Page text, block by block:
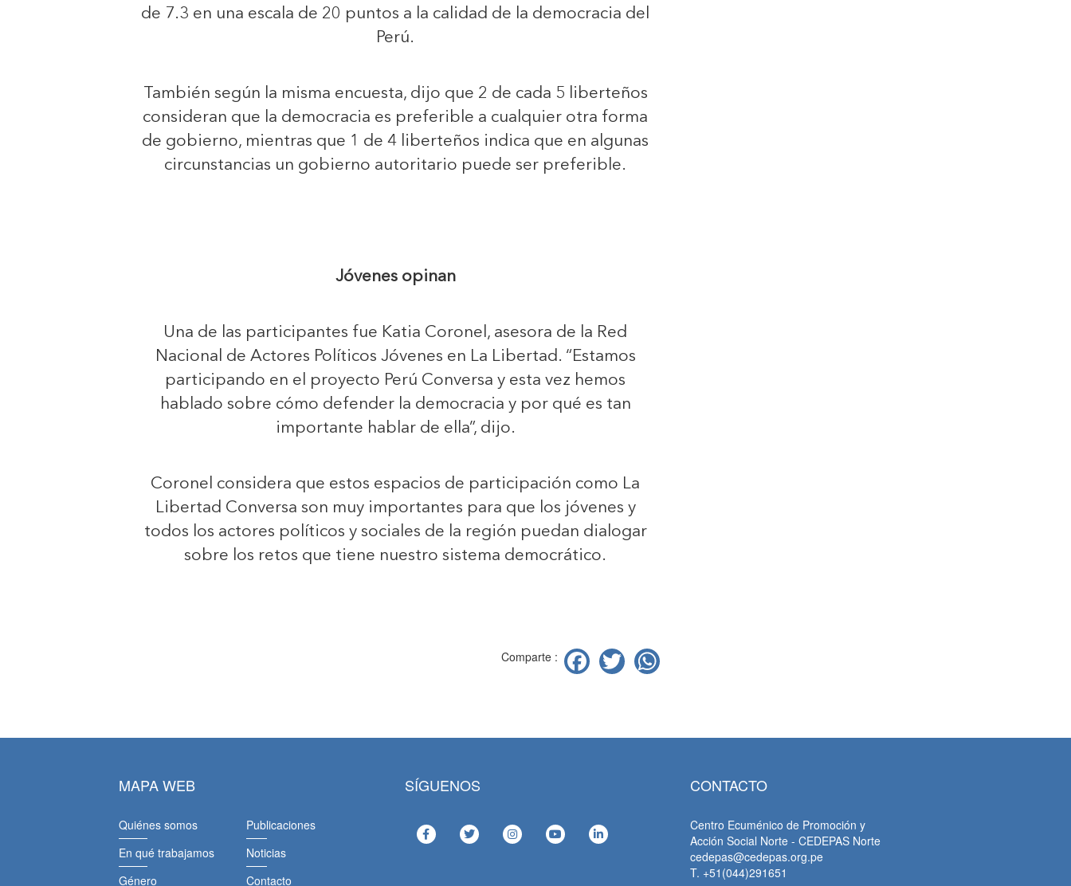
de 7.3 en una escala de 20 puntos a la calidad de la democracia del
Perú.
También según la misma encuesta, dijo que 2 de cada 5 liberteños
consideran que la democracia es preferible a cualquier otra forma
de gobierno, mientras que 1 de 4 liberteños indica que en algunas
circunstancias un gobierno autoritario puede ser preferible.
Jóvenes opinan
Una de las participantes fue Katia Coronel, asesora de la Red
Nacional de Actores Políticos Jóvenes en La Libertad. “Estamos
participando en el proyecto Perú Conversa y esta vez hemos
hablado sobre cómo defender la democracia y por qué es tan
importante hablar de ella”, dijo.
Coronel considera que estos espacios de participación como La
Libertad Conversa son muy importantes para que los jóvenes y
todos los actores políticos y sociales de la región puedan dialogar
sobre los retos que tiene nuestro sistema democrático.
Comparte : Facebook
Twitter
MAPA WEB
Quiénes somos
En qué trabajamos
Género
Publicaciones
Noticias
Contacto
SÍGUENOS CONTACTO
Centro Ecuménico de Promoción y
Acción Social Norte - CEDEPAS Norte
cedepas@cedepas.org.pe
T. +51(044)291651